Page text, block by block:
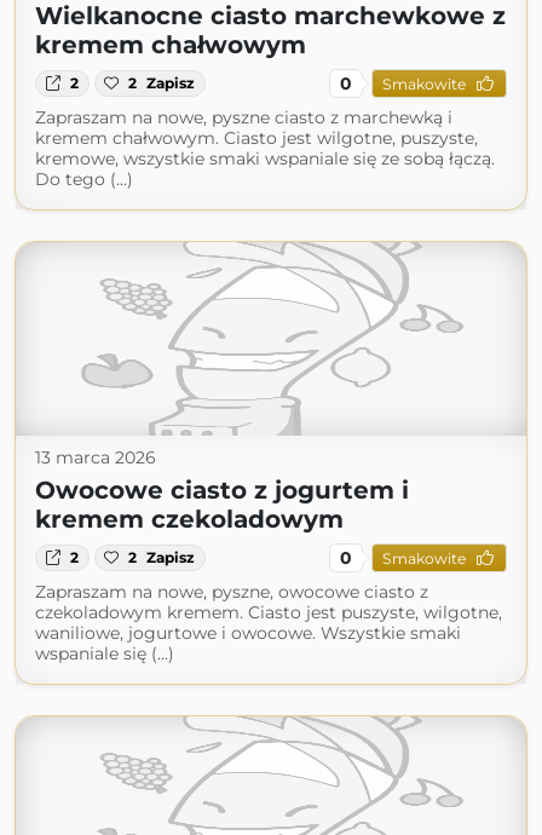
Wielkanocne ciasto marchewkowe z
kremem chałwowym
2 2 Zapisz 0 Smakowite
Zapraszam na nowe, pyszne ciasto z marchewką i
kremem chałwowym. Ciasto jest wilgotne, puszyste,
kremowe, wszystkie smaki wspaniale się ze sobą łączą.
Do tego (...)
13 marca 2026
Owocowe ciasto z jogurtem i
kremem czekoladowym
2 2 Zapisz 0 Smakowite
Zapraszam na nowe, pyszne, owocowe ciasto z
czekoladowym kremem. Ciasto jest puszyste, wilgotne,
waniliowe, jogurtowe i owocowe. Wszystkie smaki
wspaniale się (...)